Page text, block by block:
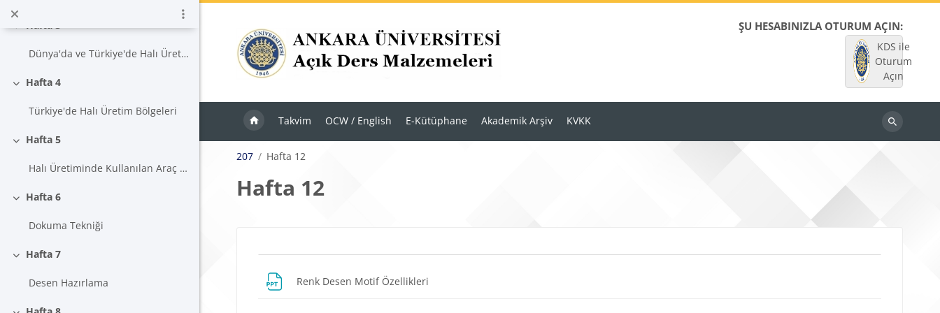
Ana içeriğe git
Daralt
Dünya'da ve Türkiye'de Halı Üretimi
Daralt
Hafta 4
Türkiye'de Halı Üretim Bölgeleri
Daralt
Hafta 5
Halı Üretiminde Kullanılan Araç ve Gereçler
Daralt
Hafta 6
Dokuma Tekniği
Daralt
Hafta 7
Desen Hazırlama
ŞU HESABINIZLA OTURUM AÇIN:
KDS ile
Oturum
Açın
Takvim OCW / English E-Kütüphane Akademik Arşiv KVKK
Dersleri
207 Hafta 12
Hafta 12
Bloklar
Bölüm anahatları
Renk Desen Motif Özellikleri